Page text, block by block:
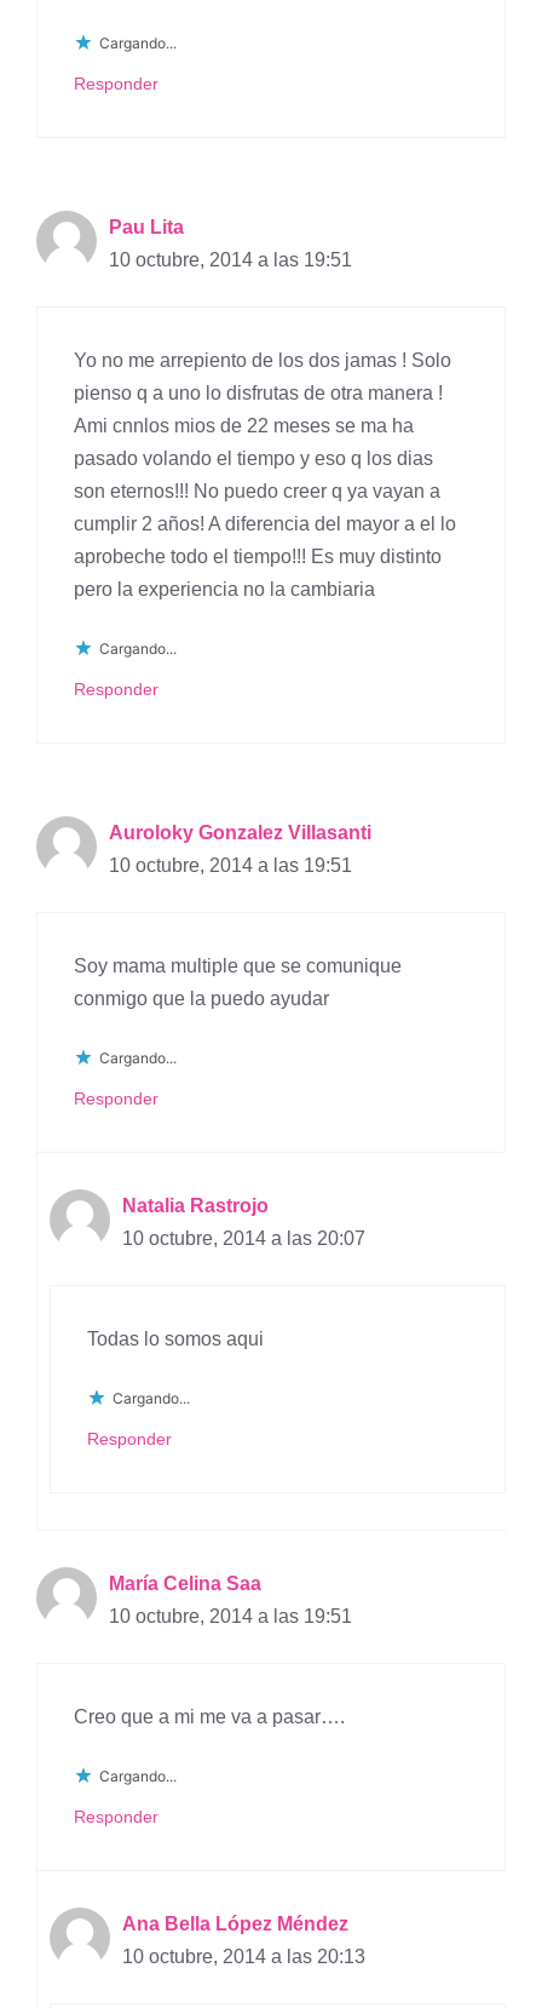
Cargando...
Responder
Pau Lita
10 octubre, 2014 a las 19:51
Yo no me arrepiento de los dos jamas ! Solo
pienso q a uno lo disfrutas de otra manera !
Ami cnnlos mios de 22 meses se ma ha
pasado volando el tiempo y eso q los dias
son eternos!!! No puedo creer q ya vayan a
cumplir 2 años! A diferencia del mayor a el lo
aprobeche todo el tiempo!!! Es muy distinto
pero la experiencia no la cambiaria
Cargando...
Responder
Auroloky Gonzalez Villasanti
10 octubre, 2014 a las 19:51
Soy mama multiple que se comunique
conmigo que la puedo ayudar
Cargando...
Responder
Natalia Rastrojo
10 octubre, 2014 a las 20:07
Todas lo somos aqui
Cargando...
Responder
María Celina Saa
10 octubre, 2014 a las 19:51
Creo que a mi me va a pasar….
Cargando...
Responder
Ana Bella López Méndez
10 octubre, 2014 a las 20:13